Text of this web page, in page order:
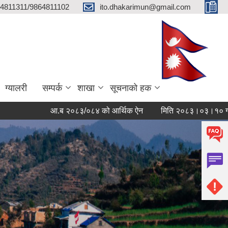
9864811102 ito.dhakarimun@gmail.com
ग्यालरी सम्पर्क शाखा सूचनाको हक
आ.ब २०८३/०८४ को आर्थिक ऐन मिति